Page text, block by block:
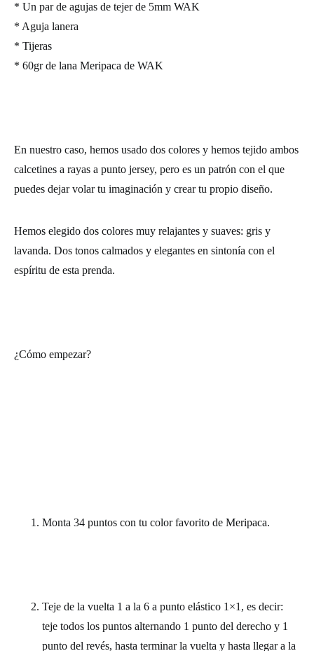
* Un par de agujas de tejer de 5mm WAK
* Aguja lanera
* Tijeras
* 60gr de lana Meripaca de WAK
En nuestro caso, hemos usado dos colores y hemos tejido ambos
calcetines a rayas a punto jersey, pero es un patrón con el que
puedes dejar volar tu imaginación y crear tu propio diseño.
Hemos elegido dos colores muy relajantes y suaves: gris y
lavanda. Dos tonos calmados y elegantes en sintonía con el
espíritu de esta prenda.
¿Cómo empezar?
Monta 34 puntos con tu color favorito de Meripaca.
Teje de la vuelta 1 a la 6 a punto elástico 1×1, es decir:
teje todos los puntos alternando 1 punto del derecho y 1
punto del revés, hasta terminar la vuelta y hasta llegar a la